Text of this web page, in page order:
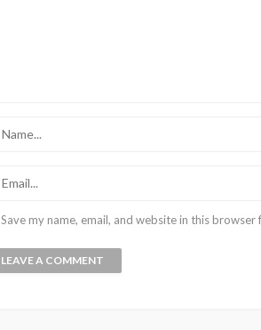
Save my name, email, and website in this